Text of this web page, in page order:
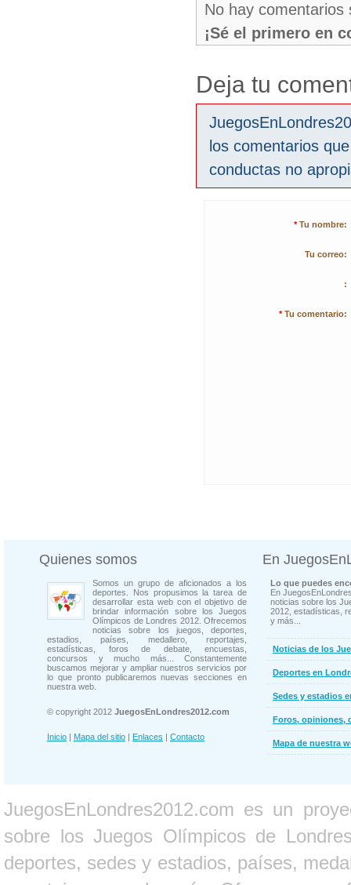
No hay comentarios
¡Sé el primero en
Deja tu
los comentarios
conductas no
* Tu nombre:
Tu correo:
:
* Tu comentario:
Quienes somos
Somos un grupo de aficionados a los
deportes. Nos propusimos la tarea de
desarrollar esta web con el objetivo de
brindar información sobre los Juegos
Olímpicos de Londres 2012. Ofrecemos
noticias sobre los juegos, deportes,
estadios, países, medallero, reportajes,
estadísticas, foros de debate, encuestas,
concursos y mucho más... Constantemente
buscamos mejorar y ampliar nuestros servicios por
lo que pronto publicaremos nuevas secciones en
nuestra web.
© copyright 2012 JuegosEnLondres2012.com
Inicio | Mapa del sitio | Enlaces | Contacto
En
Lo que puedes
En
noticias sobre los
2012, estadísticas,
y más...
Noticias de los
Deportes en
Sedes y estadios
Foros, opiniones,
Mapa de nuestra
JuegosEnLondres2012.com es un
sobre los Juegos Olímpicos de
deportes, sedes y estadios, países,